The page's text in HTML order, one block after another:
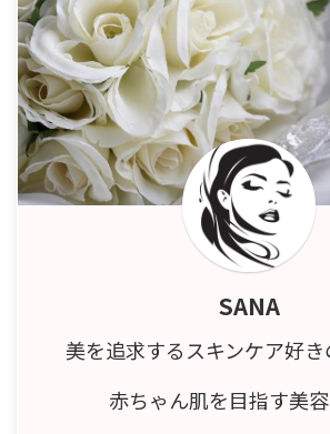
SANA
美を追求するスキンケア好き
赤ちゃん肌を目指す美